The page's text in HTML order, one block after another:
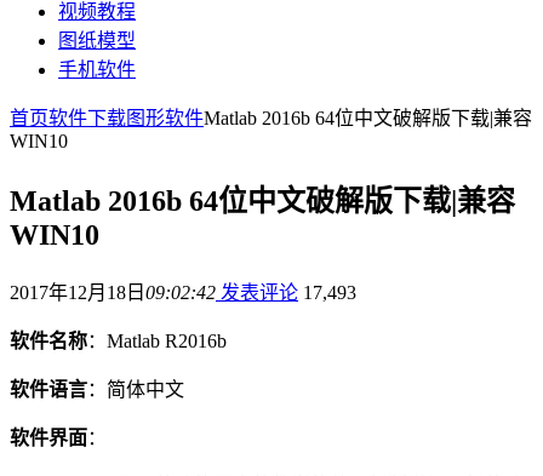
视频教程
图纸模型
手机软件
首页软件下载图形软件Matlab 2016b 64位中文破解版下载|兼容
WIN10
Matlab 2016b 64位中文破解版下载|兼容
WIN10
2017年12月18日 09:02:42 发表评论 17,493
软件名称：Matlab R2016b
软件语言：简体中文
软件界面：